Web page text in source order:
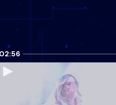
02:56